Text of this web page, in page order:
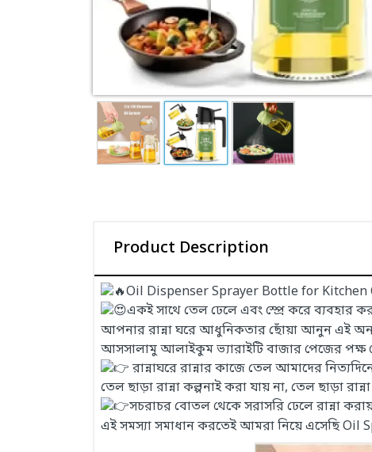
Product Description
Oil Dispenser Sprayer Bottle for Kitchen
একই সাথে তেল ঢেলে এবং স্প্রে করে ব্যবহার
আপনার রান্না ঘরে আধুনিকতার ছোঁয়া আনুন এই
আসসালামু আলাইকুম ভ্যারাইটি বাজার পেজের পক্ষ
রান্নাঘরে রান্নার কাজে তেল আমাদের
তেল ছাড়া রান্না কল্পনাই করা যায় না, তেল ছাড়া
সচরাচর বোতল থেকে সরাসরি ঢেলে রান্না
এই সমস্যা সমাধান করতেই আমরা নিয়ে এসেছি Oil